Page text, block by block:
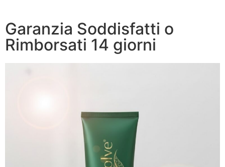
Garanzia Soddisfatti o
Rimborsati 14 giorni